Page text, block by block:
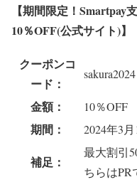
【期間限定！Smartpay
10％OFF(公式サイト)】
クーポンコ
ード：
sakura2024
金額： 10％OFF
期間： 2024年3
補足：
最大割引
ちらはPR